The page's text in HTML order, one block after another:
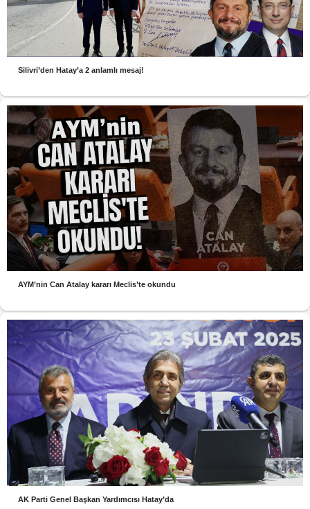
Silivri’den Hatay’a 2 anlamlı mesaj!
AYM’nin Can Atalay kararı Meclis’te okundu
AK Parti Genel Başkan Yardımcısı Hatay’da